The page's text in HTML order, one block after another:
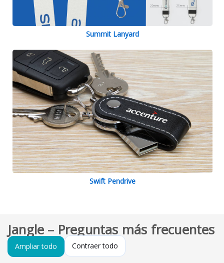
Summit Lanyard
Swift Pendrive
Jangle – Preguntas más frecuentes
Ampliar todo Contraer todo